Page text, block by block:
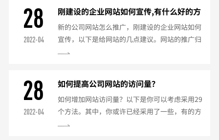
些注意点?做好网站其实掌握三点就可以了：一
个是网站的交互体验，说白了就是让浏览网站的
客户觉得好用，不会因为缺少了哪些功能或者哪
些功能做得不够好，而影响了客户对你网站的印
28
2022-04
刚建设的企业网站如何宣传,有什么好的方
法？
新的公司网站怎么推广，刚建设的企业网站如何
宣传，以下是给网站的几点建议。网站的推广归
根结底也就是以下几种，，但我想说的是，首
要保证，最好是不要盗连，如果那样的话，你就
别弄了，都是给别人工作呢，废话不说了，简单
说一下网站的推广。1，最主要的当然是登录百
度，google等搜索。2，做友情连接，这个其实
28
2022-04
如何提高公司网站的访问量？
如何增加网站访问量？以下是你可以考虑采用29
个方法。其中，你或许已经采用了一些，有的方
法你可能忘了采用，还有一些是你从来没有听说